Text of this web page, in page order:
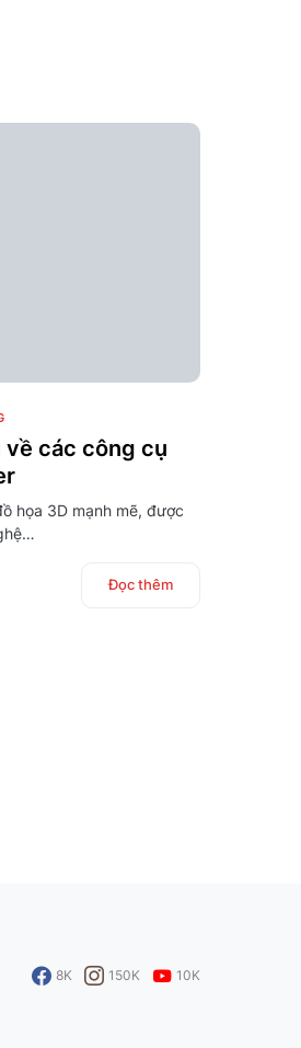
0
các công cụ
họa 3D mạnh mẽ, được
Đọc thêm
8K 150K 10K